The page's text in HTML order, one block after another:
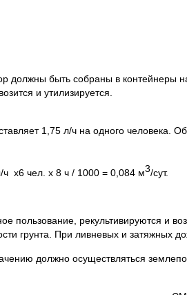
должны быть собраны в контейнеры
и утилизируется.
1,75 л/ч на одного человека.
ч х6 чел. х 8 ч / 1000 = 0,084 м3/сут.
пользование, рекультивируются и
грунта. При ливневых и затяжных
должно осуществляться